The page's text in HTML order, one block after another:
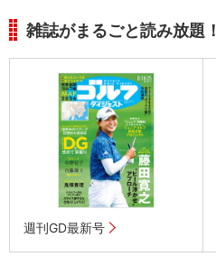
雑誌がまるごと読み放題！
週刊GD最新号